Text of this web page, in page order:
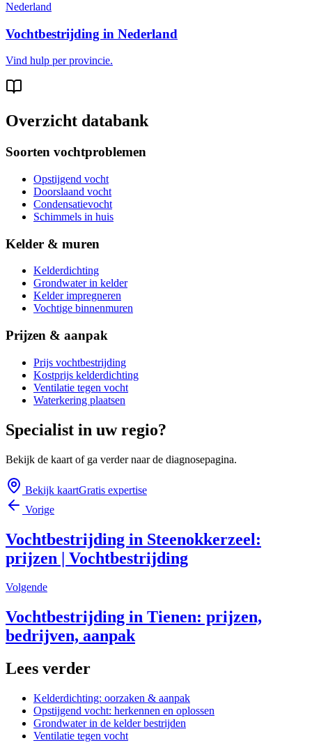
Nederland
Vochtbestrijding in Nederland
Vind hulp per provincie.
Overzicht databank
Soorten vochtproblemen
Opstijgend vocht
Doorslaand vocht
Condensatievocht
Schimmels in huis
Kelder & muren
Kelderdichting
Grondwater in kelder
Kelder impregneren
Vochtige binnenmuren
Prijzen & aanpak
Prijs vochtbestrijding
Kostprijs kelderdichting
Ventilatie tegen vocht
Waterkering plaatsen
Specialist in uw regio?
Bekijk de kaart of ga verder naar de diagnosepagina.
Bekijk kaartGratis expertise
Vorige
Vochtbestrijding in Steenokkerzeel:
prijzen | Vochtbestrijding
Volgende
Vochtbestrijding in Tienen: prijzen,
bedrijven, aanpak
Lees verder
Kelderdichting: oorzaken & aanpak
Opstijgend vocht: herkennen en oplossen
Grondwater in de kelder bestrijden
Ventilatie tegen vocht